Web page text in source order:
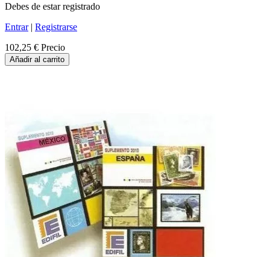
Debes de estar registrado
Entrar| Registrarse
102,25 € Precio
Añadir al carrito